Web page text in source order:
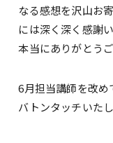
なる感想を沢山お
には深く深く感謝
本当にありがとう
6月担当講師を改
バトンタッチいたし